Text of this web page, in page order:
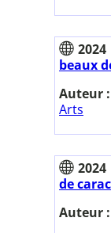
2024
beaux
Auteur :
Arts
2024
de
Auteur :